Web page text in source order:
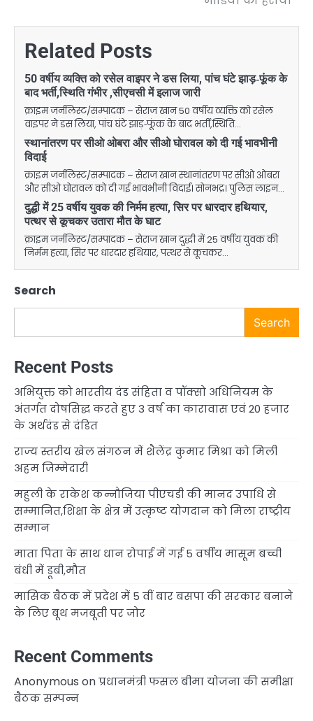
Related Posts
50 वर्षीय व्यक्ति को रसेल वाइपर ने डस लिया, पांच घंटे झाड़‑फूंक के
बाद भर्ती,स्थिति गंभीर ,सीएचसी में इलाज जारी
क्राइम जर्नलिस्ट/सम्पादक – सेराज खान 50 वर्षीय व्यक्ति को रसेल
वाइपर ने डस लिया, पांच घंटे झाड़‑फूंक के बाद भर्ती,स्थिति…
स्थानांतरण पर सीओ ओबरा और सीओ घोरावल को दी गई भावभीनी
विदाई
क्राइम जर्नलिस्ट/सम्पादक – सेराज खान स्थानांतरण पर सीओ ओबरा
और सीओ घोरावल को दी गई भावभीनी विदाई। सोनभद्र। पुलिस लाइन…
दुद्धी में 25 वर्षीय युवक की निर्मम हत्या, सिर पर धारदार हथियार,
पत्थर से कूचकर उतारा मौत के घाट
क्राइम जर्नलिस्ट/सम्पादक – सेराज खान दुद्धी में 25 वर्षीय युवक की
निर्मम हत्या, सिर पर धारदार हथियार, पत्थर से कूचकर…
Search
Search
Recent Posts
अभियुक्त को भारतीय दंड संहिता व पॉक्सो अधिनियम के
अंतर्गत दोषसिद्ध करते हुए 3 वर्ष का कारावास एवं 20 हजार
के अर्थदंड से दंडित
राज्य स्तरीय खेल संगठन में शैलेंद्र कुमार मिश्रा को मिली
अहम जिम्मेदारी
महुली के राकेश कन्नौजिया पीएचडी की मानद उपाधि से
सम्मानित,शिक्षा के क्षेत्र में उत्कृष्ट योगदान को मिला राष्ट्रीय
सम्मान
माता पिता के साथ धान रोपाई में गई 5 वर्षीय मासूम बच्ची
बंधी में डूबी,मौत
मासिक बैठक में प्रदेश में 5 वीं बार बसपा की सरकार बनाने
के लिए बूथ मजबूती पर जोर
Recent Comments
Anonymous onप्रधानमंत्री फसल बीमा योजना की समीक्षा
बैठक सम्पन्न